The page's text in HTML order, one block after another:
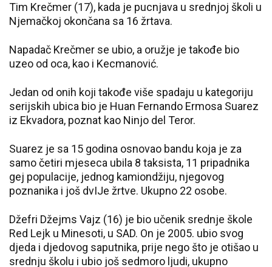
Tim Krečmer (17), kada je pucnjava u srednjoj školi u
Njemačkoj okončana sa 16 žrtava.
Napadač Krečmer se ubio, a oružje je takođe bio
uzeo od oca, kao i Kecmanović.
Jedan od onih koji takođe više spadaju u kategoriju
serijskih ubica bio je Huan Fernando Ermosa Suarez
iz Ekvadora, poznat kao Ninjo del Teror.
Suarez je sa 15 godina osnovao bandu koja je za
samo četiri mjeseca ubila 8 taksista, 11 pripadnika
gej populacije, jednog kamiondžiju, njegovog
poznanika i još dvIJe žrtve. Ukupno 22 osobe.
Džefri Džejms Vajz (16) je bio učenik srednje škole
Red Lejk u Minesoti, u SAD. On je 2005. ubio svog
djeda i djedovog saputnika, prije nego što je otišao u
srednju školu i ubio još sedmoro ljudi, ukupno